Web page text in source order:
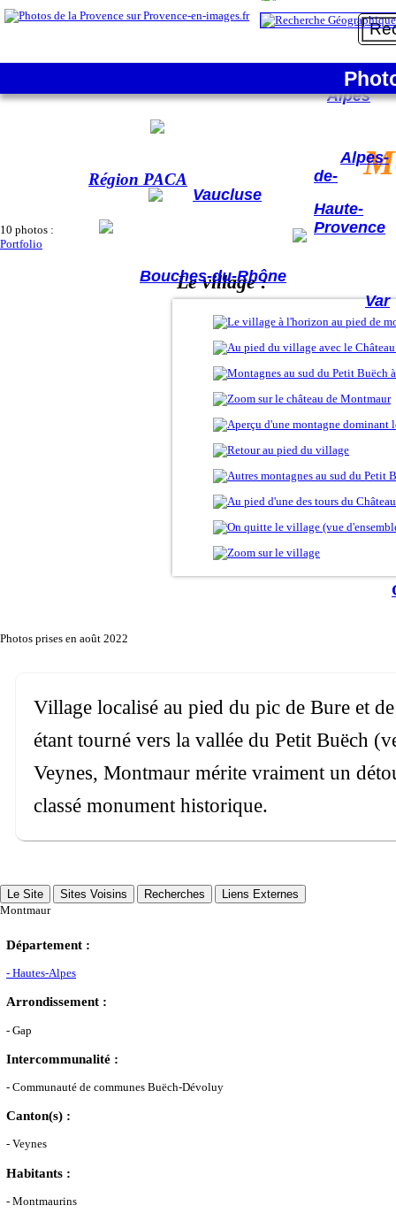
10 photos :
Portfolio
Le village :
Photos prises en août 2022
Village localisé au pied du pic de Bure et
étant tourné vers la vallée du Petit Buëch
Veynes, Montmaur mérite vraiment un
classé monument historique.
Le Site Sites Voisins Recherches
Liens Externes
Montmaur
Département :
- Hautes-Alpes
Arrondissement :
- Gap
Intercommunalité :
- Communauté de communes Buëch-Dévoluy
Canton(s) :
- Veynes
Habitants :
- Montmaurins
Région PACA
Bouches-du-Rhône
Vaucluse
Var
Alpes-
de-
Haute-
Provence
Hautes-
Alpes